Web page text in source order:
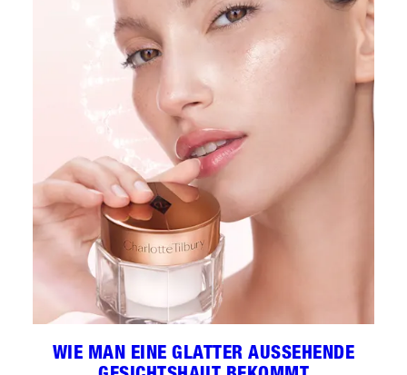
WIE MAN EINE GLATTER AUSSEHENDE